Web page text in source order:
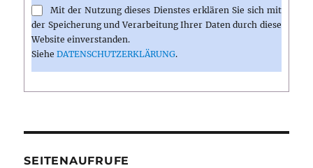
Mit der Nutzung dieses Dienstes erklären Sie sich mit
der Speicherung und Verarbeitung Ihrer Daten durch diese
Website einverstanden.
SieheDATENSCHUTZERKLÄRUNG.
SEITENAUFRUFE